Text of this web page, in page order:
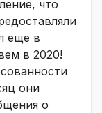
что
еще в
в 2020!
они
о